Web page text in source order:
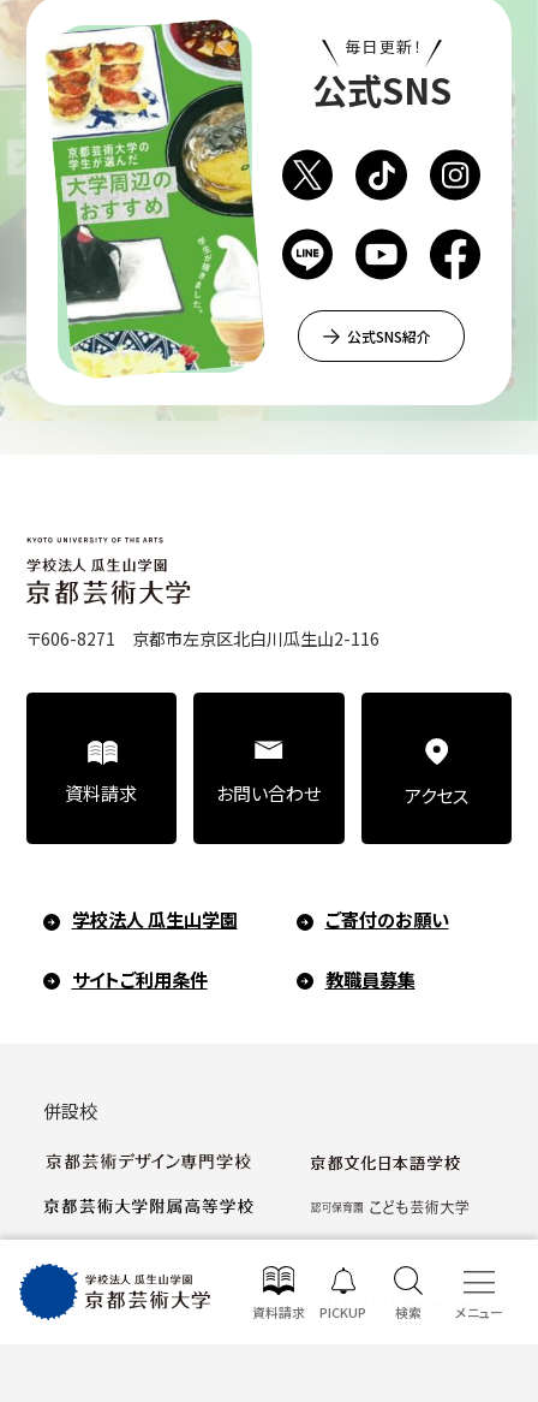
資料請求 検索
PICKUP メニュー
毎日更新！
公式SNS
公式SNS紹介
〒606-8271 京都市左京区北白川瓜生山2-116
学校法人 瓜生山学園 ご寄付のお願い
サイトご利用条件 教職員募集
資料請求 お問い合わせ アクセス
併設校
© Kyoto University of the Arts All Rights Reserved